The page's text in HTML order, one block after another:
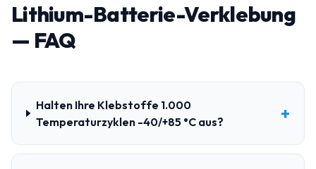
Lithium-Batterie-Verklebung
— FAQ
Halten Ihre Klebstoffe 1.000
Temperaturzyklen -40/+85 °C aus?
+